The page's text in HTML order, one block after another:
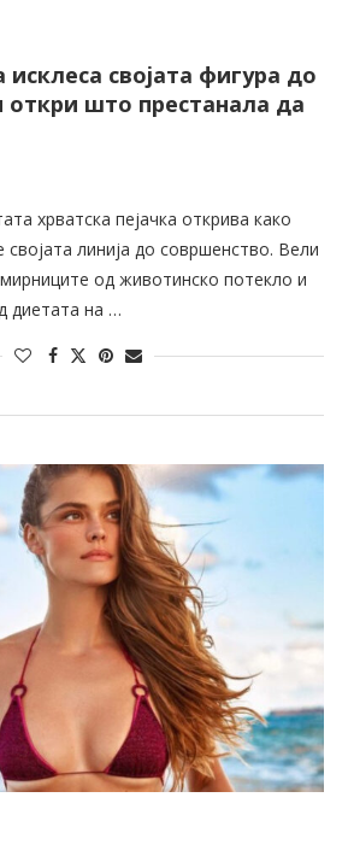
исклеса својата фигура до
откри што престанала да
хрватска пејачка открива како
својата линија до совршенство. Вели
од животинско потекло и
диетата на …